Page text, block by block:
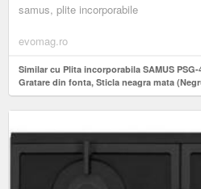
samus, plite incorporabile
evomag.ro
Similar cu Plita incorporabila SAMUS PSG-
Gratare din fonta, Sticla neagra mata